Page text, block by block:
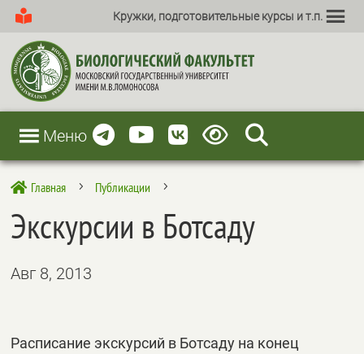
Кружки, подготовительные курсы и т.п.
Меню
 Главная 5 Публикации 5
Экскурсии в Ботсаду
Авг 8, 2013
Расписание экскурсий в Ботсаду на конец